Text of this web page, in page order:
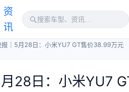
资
讯
报｜5月28日：小米YU7 GT售价38.99万元
28日：小米YU7